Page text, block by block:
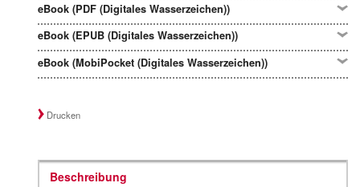
eBook (PDF (Digitales Wasserzeichen))
eBook (EPUB (Digitales Wasserzeichen))
eBook (MobiPocket (Digitales Wasserzeichen))
Drucken
Beschreibung